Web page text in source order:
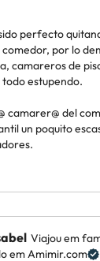
perfecto
comedor, por lo
camareros de
estupendo.
camarer@ del
un poquito
Viajou em
em Amimir.com